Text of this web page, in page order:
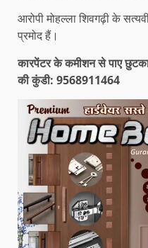
आरोपी मोहल्ला शिवगढ़ी के
प्रमोद हैं।
कारपेंटर के कमीशन से पाए
की कुंडी: 9568911464